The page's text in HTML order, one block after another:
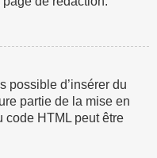
possible d’insérer du
partie de la mise en
code HTML peut être